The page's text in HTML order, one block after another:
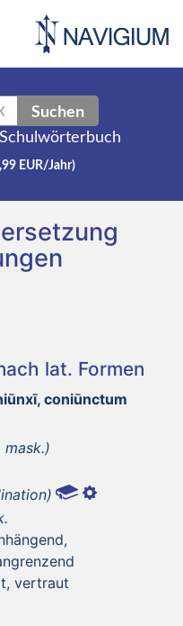
Suchen
Schulwörterbuch
EUR/Jahr)
lat. Formen
coniūnctum
mask.)
vertraut